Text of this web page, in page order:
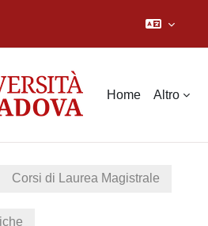
Home Altro
Corsi di Laurea Magistrale